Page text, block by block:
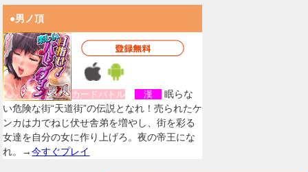
●男ノ頂
カードバトル 漢
眠らな
い危険な街“天道街”の伝説となれ！売られたケ
ンカは力でねじ伏せ舎弟を増やし、街を彩る
女達を自分の女に作り上げろ。夜の帝王にな
れ。→今すぐプレイ